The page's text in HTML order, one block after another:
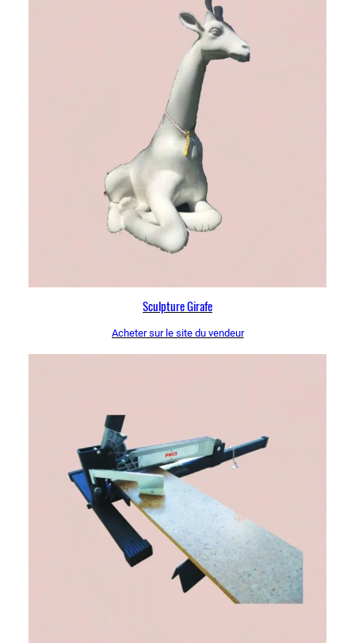
Sculpture Girafe
Acheter sur le site du vendeur